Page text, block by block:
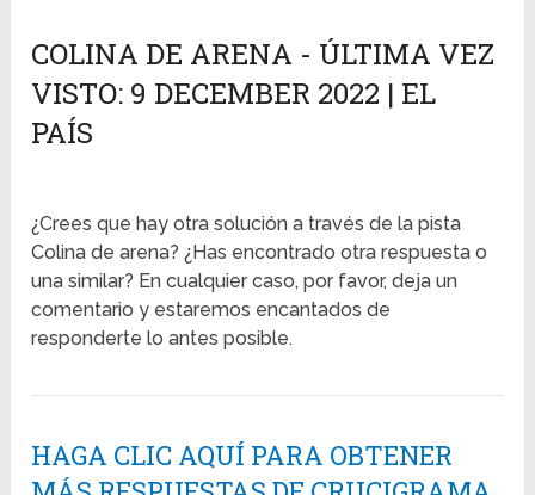
COLINA DE ARENA - ÚLTIMA VEZ
VISTO: 9 DECEMBER 2022 | EL
PAÍS
¿Crees que hay otra solución a través de la pista
Colina de arena? ¿Has encontrado otra respuesta o
una similar? En cualquier caso, por favor, deja un
comentario y estaremos encantados de
responderte lo antes posible.
HAGA CLIC AQUÍ PARA OBTENER